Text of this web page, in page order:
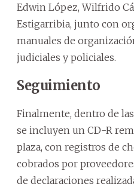
Edwin López, Wilfrido
Estigarribia, junto con
manuales de
judiciales y policiales.
Seguimiento
Finalmente, dentro de
se incluyen un CD-R
plaza, con registros de
cobrados por
de declaraciones